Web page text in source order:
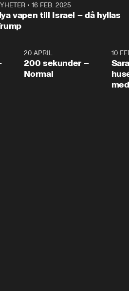
• 16 FEB. 2025
vapen till Israel – då hyllas
4:2320 APRIL
200 sekunder –
Normal
10